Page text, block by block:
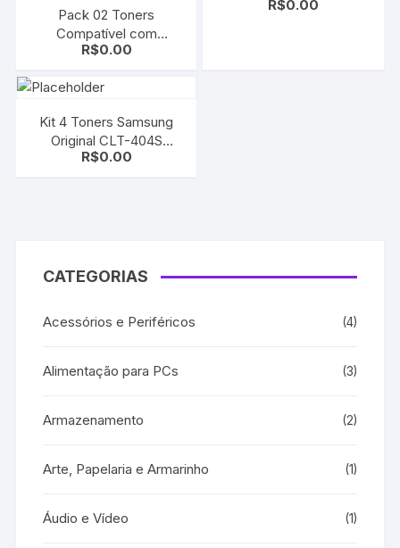
Pack 02 Toners
Compatível com
Samsung SCX-D5530B
R$0.00
300A
R$0.00
Kit 4 Toners Samsung
Original CLT-404S
CMYK | SL-C430 C480
R$0.00
CATEGORIAS
Acessórios e Periféricos (4)
Alimentação para PCs (3)
Armazenamento (2)
Arte, Papelaria e Armarinho (1)
Áudio e Vídeo (1)